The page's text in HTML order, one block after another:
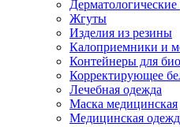
Дерматологические
Жгуты
Изделия из резины
Калоприемники и
Контейнеры для
Корректирующее
Лечебная одежда
Маска медицинская
Медицинская